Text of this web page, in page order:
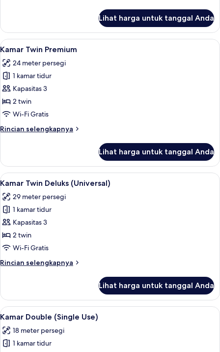
Kamar
Double
Premier
Lihat harga untuk tanggal Anda
Lihat
semua
foto
untuk
Kamar
Twin
Premium
Selimut bulu angsa, brankas, ruang
7
Kamar Twin Premium
24 meter persegi
1 kamar tidur
Kapasitas 3
2 twin
Wi-Fi Gratis
Rincian selengkapnya
Rincian
Kamar
Twin
Premium
Lihat harga untuk tanggal Anda
Lihat
semua
foto
untuk
Kamar
Twin
Deluks
Kamar Twin Deluks (Universal) |
7
Kamar Twin Deluks (Universal)
29 meter persegi
1 kamar tidur
Kapasitas 3
2 twin
Wi-Fi Gratis
Rincian selengkapnya
Rincian
Kamar
Twin
Deluks
Lihat harga untuk tanggal Anda
Lihat
semua
foto
untuk
Selimut bulu angsa, brankas, ruang
7
Kamar Double (Single Use)
18 meter persegi
1 kamar tidur